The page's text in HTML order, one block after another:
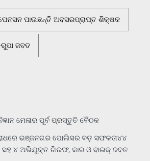
ପେନସନ ପାଉଛନ୍ତି ଅବସରପ୍ରାପ୍ତ ଶିକ୍ଷକ
ଜବତ
ମେଳାର ପୂର୍ବ ପ୍ରସ୍ତୁତି ବୈଠକ
ଭଞ୍ଜନଗର ପୋଲିସର ବଡ଼ ସଫଳତା୪୪
ସହ ୪ ଅଭିଯୁକ୍ତ ଗିରଫ, କାର ଓ ବାଇକ୍ ଜବତ